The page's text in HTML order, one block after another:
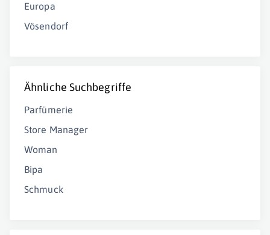
Europa
Vösendorf
Ähnliche Suchbegriffe
Parfümerie
Store Manager
Woman
Bipa
Schmuck